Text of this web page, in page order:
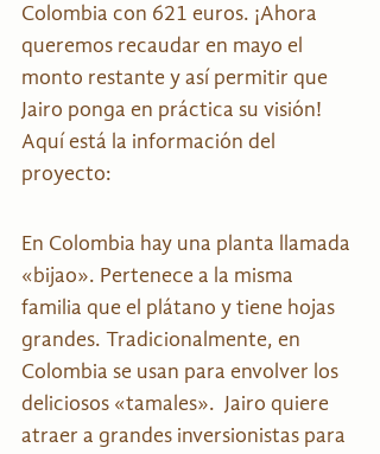
Colombia con 621 euros. ¡Ahora
queremos recaudar en mayo el
monto restante y así permitir que
Jairo ponga en práctica su visión!
Aquí está la información del
proyecto:
En Colombia hay una planta llamada
«bijao». Pertenece a la misma
familia que el plátano y tiene hojas
grandes. Tradicionalmente, en
Colombia se usan para envolver los
deliciosos «tamales».  Jairo quiere
atraer a grandes inversionistas para